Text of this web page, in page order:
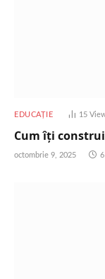
EDUCAȚIE 15
Cum îți
octombrie 9, 2025